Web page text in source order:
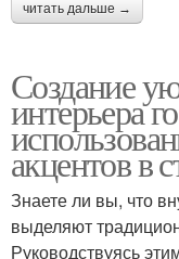
читать дальше →
Создание
интерьера
акцентов в
Знаете ли вы, что
выделяют
Руководствуясь